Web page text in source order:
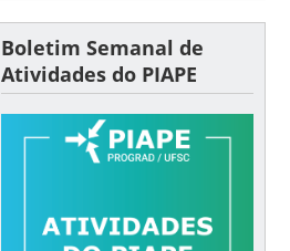
Boletim Semanal de
Atividades do PIAPE